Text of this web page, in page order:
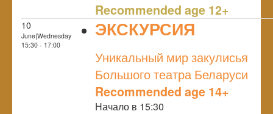
Recommended age 12+
10
June|Wednesday
15:30 - 17:00
ЭКСКУРСИЯ
Уникальный мир закулисья
Большого театра Беларуси
Recommended age 14+
Начало в 15:30